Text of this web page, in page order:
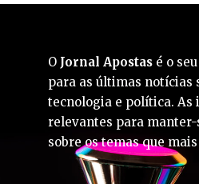
O Jornal Apostas é o
para as últimas notícias
tecnologia e política. As
relevantes para
sobre os temas que